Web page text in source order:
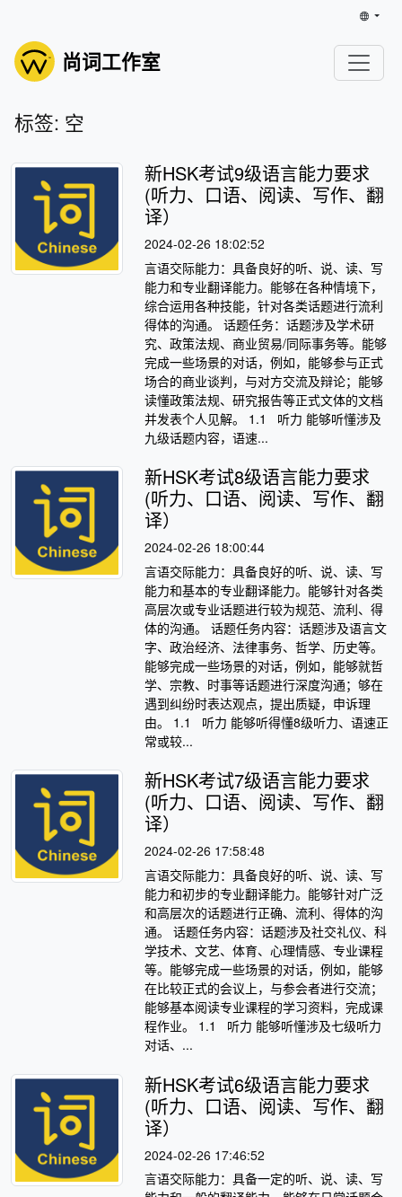
尚词工作室
标签: 空
新HSK考试9级语言能力要求
(听力、口语、阅读、写作、翻
译）
2024-02-26 18:02:52
言语交际能力：具备良好的听、说、读、写
能力和专业翻译能力。能够在各种情境下，
综合运用各种技能，针对各类话题进行流利
得体的沟通。 话题任务：话题涉及学术研
究、政策法规、商业贸易/同际事务等。能够
完成一些场景的对话，例如，能够参与正式
场合的商业谈判，与对方交流及辩论；能够
读懂政策法规、研究报告等正式文体的文档
并发表个人见解。 1.1 听力 能够听懂涉及
九级话题内容，语速...
新HSK考试8级语言能力要求
(听力、口语、阅读、写作、翻
译）
2024-02-26 18:00:44
言语交际能力：具备良好的听、说、读、写
能力和基本的专业翻译能力。能够针对各类
高层次或专业话题进行较为规范、流利、得
体的沟通。 话题任务内容：话题涉及语言文
字、政治经济、法律事务、哲学、历史等。
能够完成一些场景的对话，例如，能够就哲
学、宗教、时事等话题进行深度沟通；够在
遇到纠纷时表达观点，提出质疑，申诉理
由。 1.1 听力 能够听得懂8级听力、语速正
常或较...
新HSK考试7级语言能力要求
(听力、口语、阅读、写作、翻
译）
2024-02-26 17:58:48
言语交际能力：具备良好的听、说、读、写
能力和初步的专业翻译能力。能够针对广泛
和高层次的话题进行正确、流利、得体的沟
通。 话题任务内容：话题涉及社交礼仪、科
学技术、文艺、体育、心理情感、专业课程
等。能够完成一些场景的对话，例如，能够
在比较正式的会议上，与参会者进行交流；
能够基本阅读专业课程的学习资料，完成课
程作业。 1.1 听力 能够听懂涉及七级听力
对话、...
新HSK考试6级语言能力要求
(听力、口语、阅读、写作、翻
译）
2024-02-26 17:46:52
言语交际能力：具备一定的听、说、读、写